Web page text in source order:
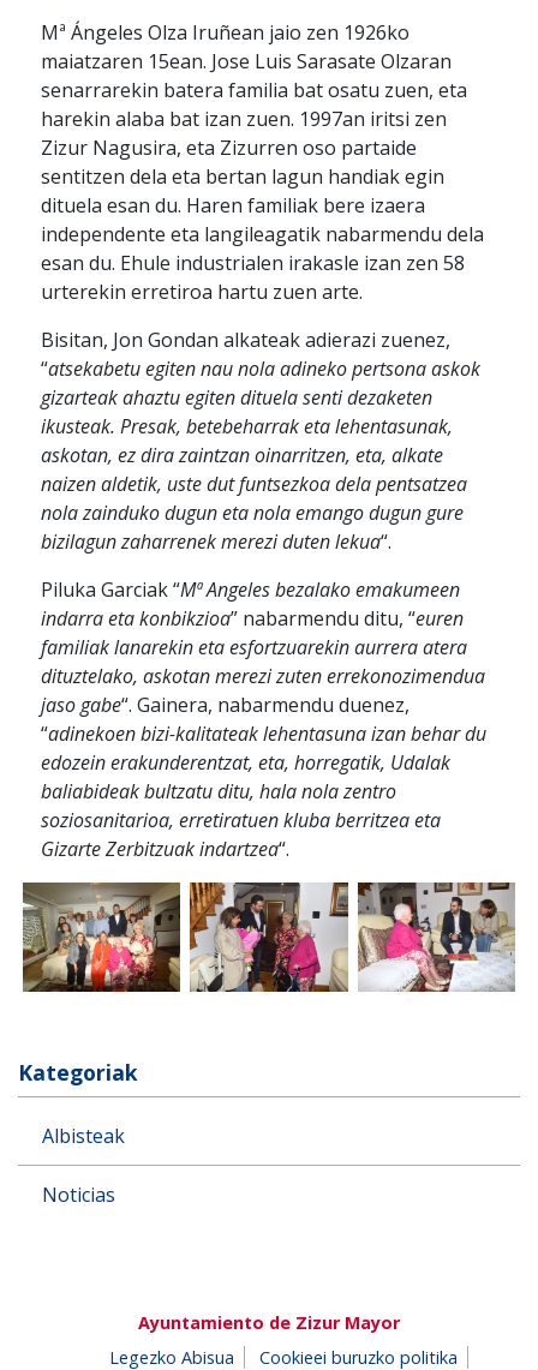
Mª Ángeles Olza Iruñean jaio zen 1926ko
maiatzaren 15ean. Jose Luis Sarasate Olzaran
senarrarekin batera familia bat osatu zuen, eta
harekin alaba bat izan zuen. 1997an iritsi zen
Zizur Nagusira, eta Zizurren oso partaide
sentitzen dela eta bertan lagun handiak egin
dituela esan du. Haren familiak bere izaera
independente eta langileagatik nabarmendu dela
esan du. Ehule industrialen irakasle izan zen 58
urterekin erretiroa hartu zuen arte.
Bisitan, Jon Gondan alkateak adierazi zuenez,
“atsekabetu egiten nau nola adineko pertsona askok
gizarteak ahaztu egiten dituela senti dezaketen
ikusteak. Presak, betebeharrak eta lehentasunak,
askotan, ez dira zaintzan oinarritzen, eta, alkate
naizen aldetik, uste dut funtsezkoa dela pentsatzea
nola zainduko dugun eta nola emango dugun gure
bizilagun zaharrenek merezi duten lekua“.
Piluka Garciak “Mª Angeles bezalako emakumeen
indarra eta konbikzioa” nabarmendu ditu, “euren
familiak lanarekin eta esfortzuarekin aurrera atera
dituztelako, askotan merezi zuten errekonozimendua
jaso gabe“. Gainera, nabarmendu duenez,
“adinekoen bizi-kalitateak lehentasuna izan behar du
edozein erakunderentzat, eta, horregatik, Udalak
baliabideak bultzatu ditu, hala nola zentro
soziosanitarioa, erretiratuen kluba berritzea eta
Gizarte Zerbitzuak indartzea“.
Kategoriak
Albisteak
Noticias
Ayuntamiento de Zizur Mayor
Legezko Abisua
Cookieei buruzko politika